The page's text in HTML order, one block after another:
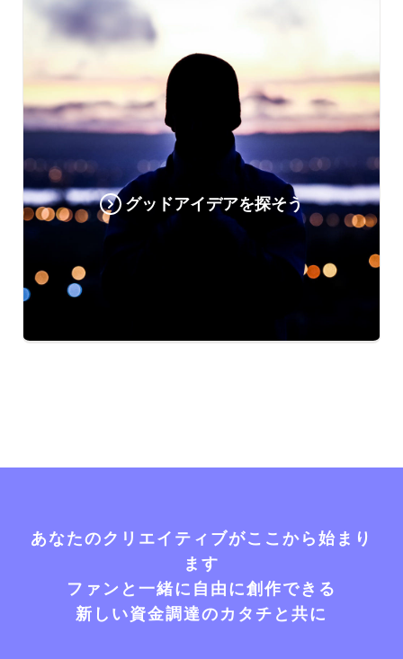
グッドアイデアを探そう
あなたのクリエイティブがここから始まり
ます
ファンと一緒に自由に創作できる
新しい資金調達のカタチと共に